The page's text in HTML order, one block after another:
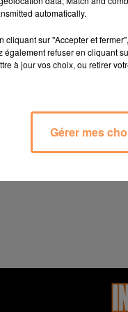
de Tarbes ce
des risques
centre Comercial
au Zénith à 20h
automatically.
cliquant sur "Accepter et
également refuser en cliquant
à jour vos choix, ou retirer
Gérer mes